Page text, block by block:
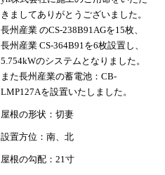
きましてありがとうございました。
長州産業 のCS-238B91AGを15枚、
長州産業 CS-364B91を6枚設置し、
5.754kWのシステムとなりました。
また長州産業の蓄電池：CB-
LMP127Aを設置いたしました。
屋根の形状：切妻
設置方位：南、北
屋根の勾配：21寸